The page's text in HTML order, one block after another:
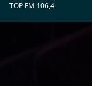
TOP FM 106,4